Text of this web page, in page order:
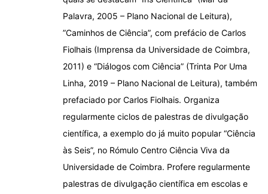
Palavra, 2005 – Plano Nacional de Leitura),
”Caminhos de Ciência”, com prefácio de Carlos
Fiolhais (Imprensa da Universidade de Coimbra,
2011) e “Diálogos com Ciência” (Trinta Por Uma
Linha, 2019 – Plano Nacional de Leitura), também
prefaciado por Carlos Fiolhais. Organiza
regularmente ciclos de palestras de divulgação
científica, a exemplo do já muito popular “Ciência
às Seis”, no Rómulo Centro Ciência Viva da
Universidade de Coimbra. Profere regularmente
palestras de divulgação científica em escolas e